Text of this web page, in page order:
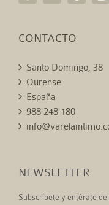
CONTACTO
Santo Domingo, 38
Ourense
España
988 248 180
NEWSLETTER
Subscríbete y entérate